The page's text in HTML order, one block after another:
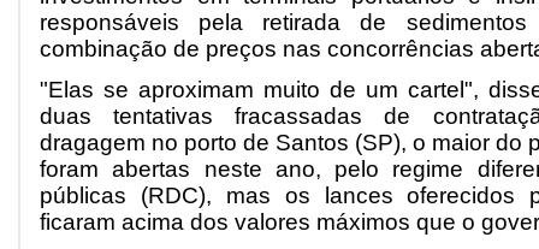
responsáveis pela retirada de
combinação de preços nas concorrências
"Elas se aproximam muito de um cartel",
duas tentativas fracassadas de
dragagem no porto de Santos (SP), o maior do
foram abertas neste ano, pelo regime
públicas (RDC), mas os lances oferecidos
ficaram acima dos valores máximos que o